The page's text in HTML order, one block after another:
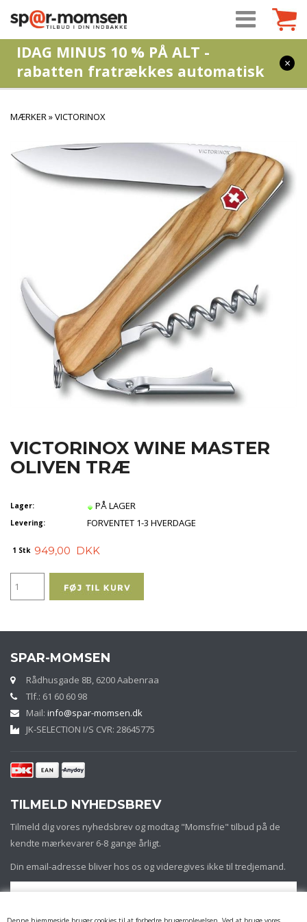
IDAG MINUS 10 % PÅ ALT -
rabatten fratrækkes automatisk
×
MÆRKER»VICTORINOX
VICTORINOX WINE MASTER
OLIVEN TRÆ
Lager: PÅ LAGER
Levering: FORVENTET 1-3 HVERDAGE
1 Stk 949,00 DKK
SPAR-MOMSEN
Rådhusgade 8B, 6200 Aabenraa
Tlf.: 61 60 60 98
Mail: info@spar-momsen.dk
JK-SELECTION I/S CVR: 28645775
TILMELD NYHEDSBREV
Tilmeld dig vores nyhedsbrev og modtag "Momsfrie" tilbud på de
kendte mærkevarer 6-8 gange årligt.
Din email-adresse bliver hos os og videregives ikke til tredjemand.